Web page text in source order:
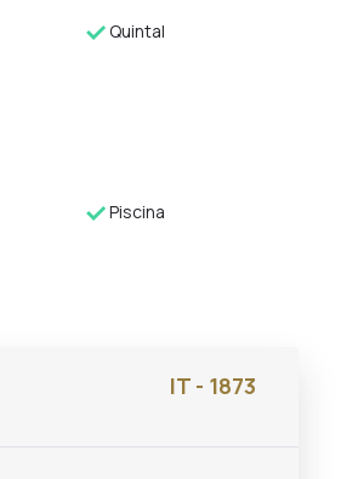
Quintal
Piscina
IT - 1873